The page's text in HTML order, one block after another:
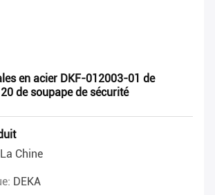
en acier DKF-012003-01 de
de soupape de sécurité
La Chine
DEKA